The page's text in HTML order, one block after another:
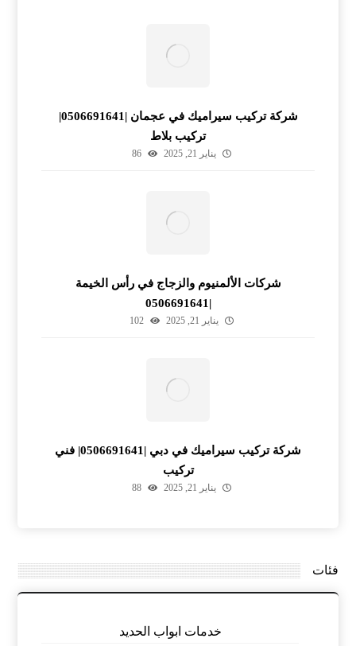
شركة تركيب سيراميك في عجمان |0506691641|
تركيب بلاط
يناير 21, 2025 86
شركات الألمنيوم والزجاج في رأس الخيمة
|0506691641
يناير 21, 2025 102
شركة تركيب سيراميك في دبي |0506691641| فني
تركيب
يناير 21, 2025 88
فئات
خدمات ابواب الحديد